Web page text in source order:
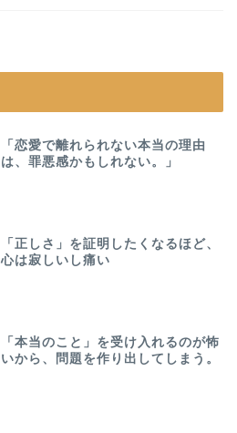
「恋愛で離れられない本当の理由
は、罪悪感かもしれない。」
「正しさ」を証明したくなるほど、
心は寂しいし痛い
「本当のこと」を受け入れるのが怖
いから、問題を作り出してしまう。